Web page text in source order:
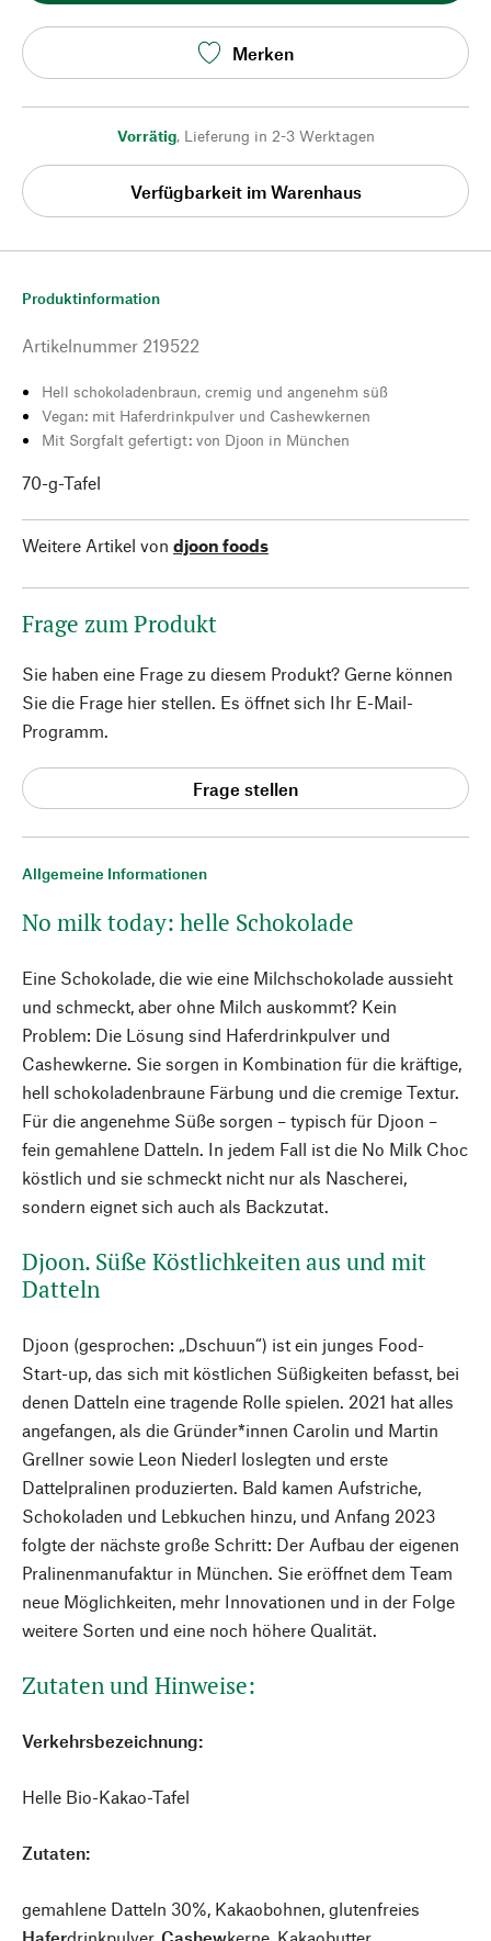
Merken
Vorrätig, Lieferung in 2-3 Werktagen
Verfügbarkeit im Warenhaus
Allgemeine Informationen
No milk today: helle Schokolade
Eine Schokolade, die wie eine Milchschokolade aussieht
und schmeckt, aber ohne Milch auskommt? Kein
Problem: Die Lösung sind Haferdrinkpulver und
Cashewkerne. Sie sorgen in Kombination für die kräftige,
hell schokoladenbraune Färbung und die cremige Textur.
Für die angenehme Süße sorgen – typisch für Djoon –
fein gemahlene Datteln. In jedem Fall ist die No Milk Choc
köstlich und sie schmeckt nicht nur als Nascherei,
sondern eignet sich auch als Backzutat.
Djoon. Süße Köstlichkeiten aus und mit
Datteln
Djoon (gesprochen: „Dschuun“) ist ein junges Food-
Start-up, das sich mit köstlichen Süßigkeiten befasst, bei
denen Datteln eine tragende Rolle spielen. 2021 hat alles
angefangen, als die Gründer*innen Carolin und Martin
Grellner sowie Leon Niederl loslegten und erste
Dattelpralinen produzierten. Bald kamen Aufstriche,
Schokoladen und Lebkuchen hinzu, und Anfang 2023
folgte der nächste große Schritt: Der Aufbau der eigenen
Pralinenmanufaktur in München. Sie eröffnet dem Team
neue Möglichkeiten, mehr Innovationen und in der Folge
weitere Sorten und eine noch höhere Qualität.
Zutaten und Hinweise:
Verkehrsbezeichnung:
Helle Bio-Kakao-Tafel
Zutaten:
gemahlene Datteln 30%, Kakaobohnen, glutenfreies
Produktinformation
Artikelnummer 219522
Hell schokoladenbraun, cremig und angenehm süß
Vegan: mit Haferdrinkpulver und Cashewkernen
Mit Sorgfalt gefertigt: von Djoon in München
70-g-Tafel
Weitere Artikel von djoon foods
Frage zum Produkt
Sie haben eine Frage zu diesem Produkt? Gerne können
Sie die Frage hier stellen. Es öffnet sich Ihr E-Mail-
Programm.
Frage stellen